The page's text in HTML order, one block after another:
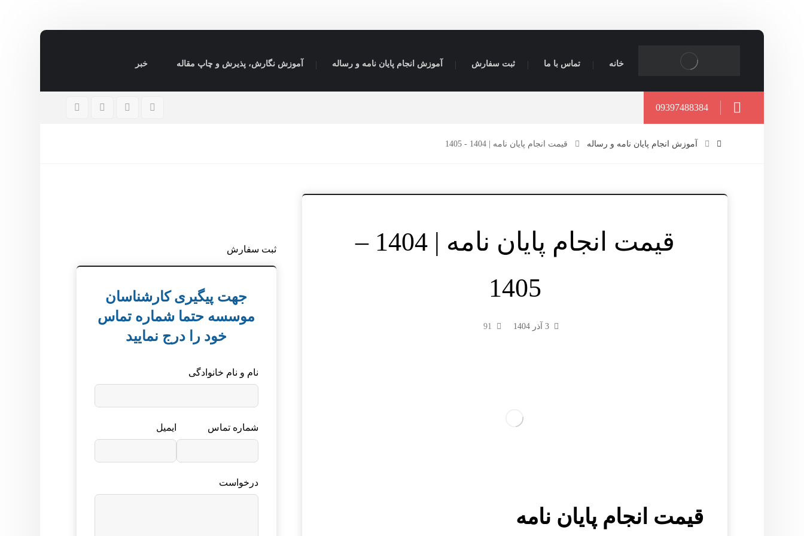
خانه تماس با ما ثبت سفارش آموزش انجام پایان نامه و رساله آموزش نگارش، پذیرش و چاپ مقاله خبر
09397488384
آموزش انجام پایان نامه و رساله قیمت انجام پایان نامه | 1404 - 1405
قیمت انجام پایان نامه | 1404 –
1405
3 آذر 1404 91
قیمت انجام پایان نامه
ثبت سفارش
جهت پیگیری کارشناسان
موسسه حتما شماره تماس
خود را درج نمایید
نام و نام خانوادگی
شماره تماس ایمیل
درخواست